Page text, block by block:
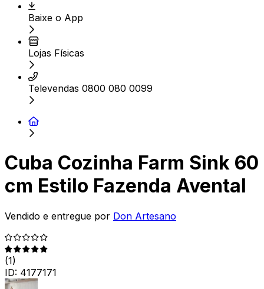
Baixe o App
Lojas Físicas
Televendas 0800 080 0099
Cuba Cozinha Farm Sink 60
cm Estilo Fazenda Avental
Vendido e entregue por Don Artesano
(1)
ID: 4177171